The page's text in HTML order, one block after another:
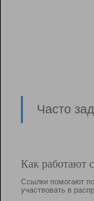
Часто
Как работают
Ссылки помогают
участвовать в